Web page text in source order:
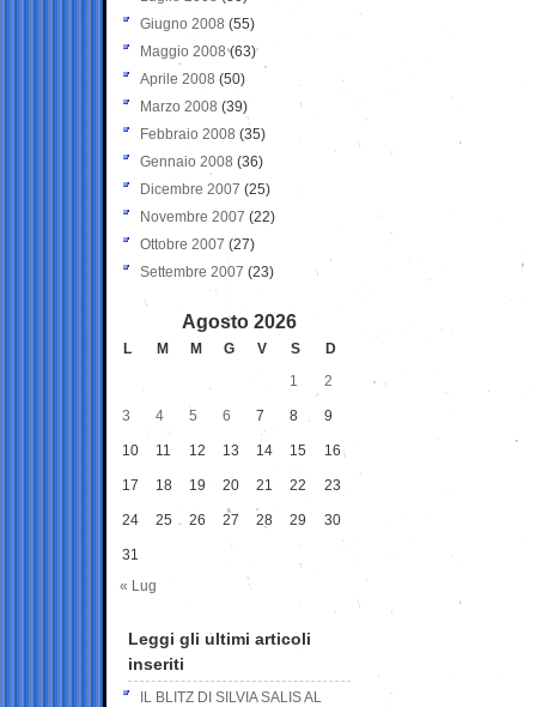
Giugno 2008 (55)
Maggio 2008(63)
Aprile 2008 (50)
Marzo 2008 (39)
Febbraio 2008 (35)
Gennaio 2008 (36)
Dicembre 2007 (25)
Novembre 2007 (22)
Ottobre 2007 (27)
Settembre 2007 (23)
Agosto 2026
L M M G V S
D
1
2
3 4 5 6 7 8 9
10 11 12 13 14 15 16
17 18 19 20 21 22 23
24 25 26 27 28 29 30
31
« Lug
Leggi gli ultimi articoli
inseriti
IL BLITZ DI SILVIA SALIS AL